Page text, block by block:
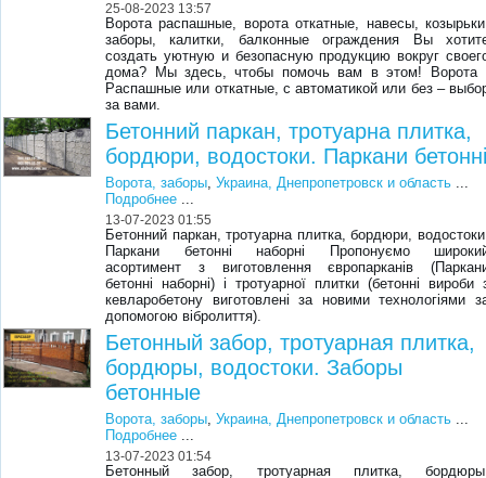
25-08-2023 13:57
Ворота распашные, ворота откатные, навесы,
заборы, калитки, балконные ограждения Вы
создать уютную и безопасную продукцию вокруг
дома? Мы здесь, чтобы помочь вам в этом! Ворота
Распашные или откатные, с автоматикой или без –
за вами.
Бетонний паркан, тротуарна плитка,
бордюри, водостоки. Паркани
Ворота, заборы,Украина, Днепропетровск и область ...
Подробнее ...
13-07-2023 01:55
Бетонний паркан, тротуарна плитка, бордюри,
Паркани бетонні наборні Пропонуємо
асортимент з виготовлення європарканів
бетонні наборні) і тротуарної плитки (бетонні вироби
кевларобетону виготовлені за новими технологіями
допомогою вібролиття).
Бетонный забор, тротуарная плитка,
бордюры, водостоки. Заборы
бетонные
Ворота, заборы,Украина, Днепропетровск и область ...
Подробнее ...
13-07-2023 01:54
Бетонный забор, тротуарная плитка,